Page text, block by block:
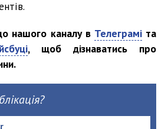
нашого каналу в Телеграміта
, щоб дізнаватись про